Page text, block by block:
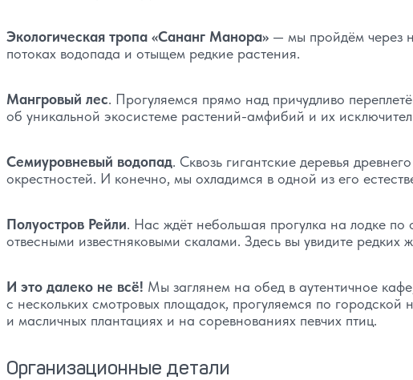
Экологическая тропа «Сананг Манора» — мы пройдём через
потоках водопада и отыщем редкие растения.
Мангровый лес. Прогуляемся прямо над причудливо
об уникальной экосистеме растений-амфибий и их
Семиуровневый водопад. Сквозь гигантские деревья
окрестностей. И конечно, мы охладимся в одной из его
Полуостров Рейли. Нас ждёт небольшая прогулка на лодке
отвесными известняковыми скалами. Здесь вы увидите редких
И это далеко не всё! Мы заглянем на обед в аутентичное
с нескольких смотровых площадок, прогуляемся по
и масличных плантациях и на соревнованиях певчих птиц.
Организационные детали